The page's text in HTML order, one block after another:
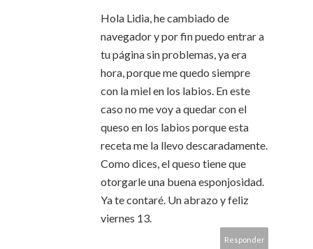
Hola Lidia, he cambiado de
navegador y por fin puedo entrar a
tu página sin problemas, ya era
hora, porque me quedo siempre
con la miel en los labios. En este
caso no me voy a quedar con el
queso en los labios porque esta
receta me la llevo descaradamente.
Como dices, el queso tiene que
otorgarle una buena esponjosidad.
Ya te contaré. Un abrazo y feliz
viernes 13.
Responder